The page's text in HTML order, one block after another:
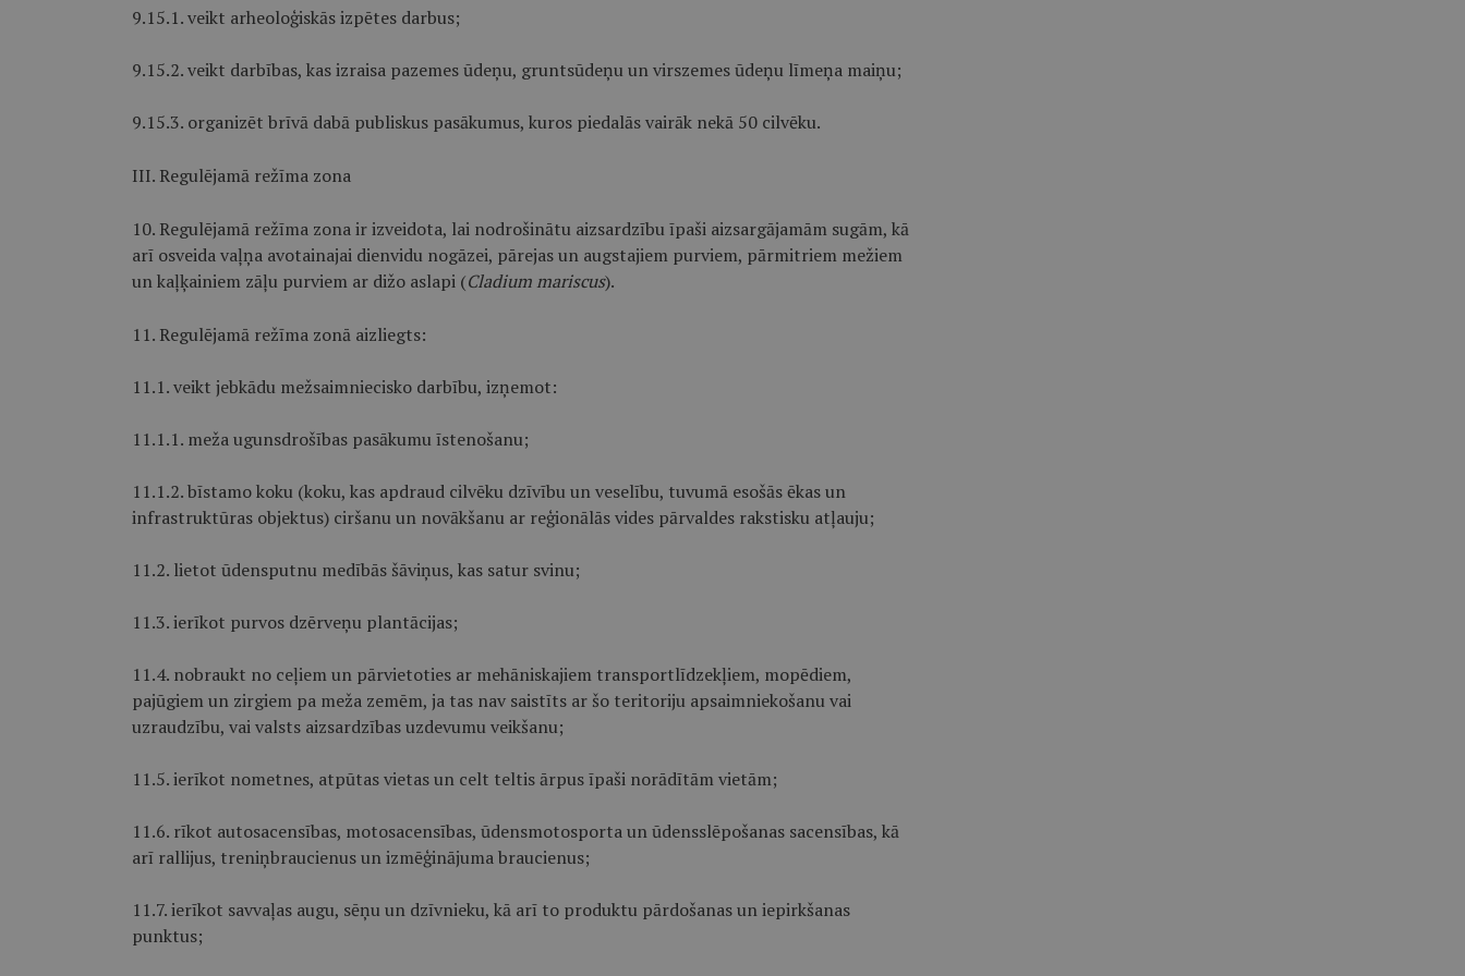
9.15.1. veikt arheoloģiskās izpētes darbus;
9.15.2. veikt darbības, kas izraisa pazemes ūdeņu, gruntsūdeņu un virszemes ūdeņu līmeņa maiņu;
9.15.3. organizēt brīvā dabā publiskus pasākumus, kuros piedalās vairāk nekā 50 cilvēku.
III. Regulējamā režīma zona
10. Regulējamā režīma zona ir izveidota, lai nodrošinātu aizsardzību īpaši aizsargājamām sugām, kā
arī osveida vaļņa avotainajai dienvidu nogāzei, pārejas un augstajiem purviem, pārmitriem mežiem
un kaļķainiem zāļu purviem ar dižo aslapi (Cladium mariscus).
11. Regulējamā režīma zonā aizliegts:
11.1. veikt jebkādu mežsaimniecisko darbību, izņemot:
11.1.1. meža ugunsdrošības pasākumu īstenošanu;
11.1.2. bīstamo koku (koku, kas apdraud cilvēku dzīvību un veselību, tuvumā esošās ēkas un
infrastruktūras objektus) ciršanu un novākšanu ar reģionālās vides pārvaldes rakstisku atļauju;
11.2. lietot ūdensputnu medībās šāviņus, kas satur svinu;
11.3. ierīkot purvos dzērveņu plantācijas;
11.4. nobraukt no ceļiem un pārvietoties ar mehāniskajiem transportlī­dzekļiem, mopēdiem,
pajūgiem un zirgiem pa meža zemēm, ja tas nav saistīts ar šo teritoriju apsaimniekošanu vai
uzraudzību, vai valsts aizsardzības uzdevumu veikšanu;
11.5. ierīkot nometnes, atpūtas vietas un celt teltis ārpus īpaši norādītām vietām;
11.6. rīkot autosacensības, motosacen­sības, ūdensmotosporta un ūdensslē­po­šanas sacensības, kā
arī rallijus, treniņbraucienus un izmēģinājuma brau­cienus;
11.7. ierīkot savvaļas augu, sēņu un dzīvnieku, kā arī to produktu pārdo­šanas un iepirkšanas
punktus;